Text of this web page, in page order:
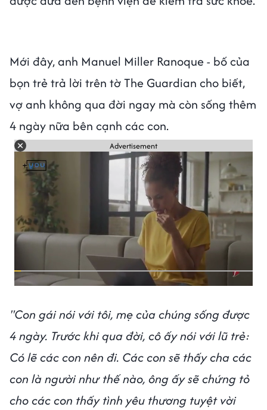
Mới đây, anh Manuel Miller Ranoque - bố của
bọn trẻ trả lời trên tờ The Guardian cho biết,
vợ anh không qua đời ngay mà còn sống thêm
4 ngày nữa bên cạnh các con.
Advertisement
"Con gái nói với tôi, mẹ của chúng sống được
4 ngày. Trước khi qua đời, cô ấy nói với lũ trẻ:
Có lẽ các con nên đi. Các con sẽ thấy cha các
con là người như thế nào, ông ấy sẽ chứng tỏ
cho các con thấy tình yêu thương tuyệt vời